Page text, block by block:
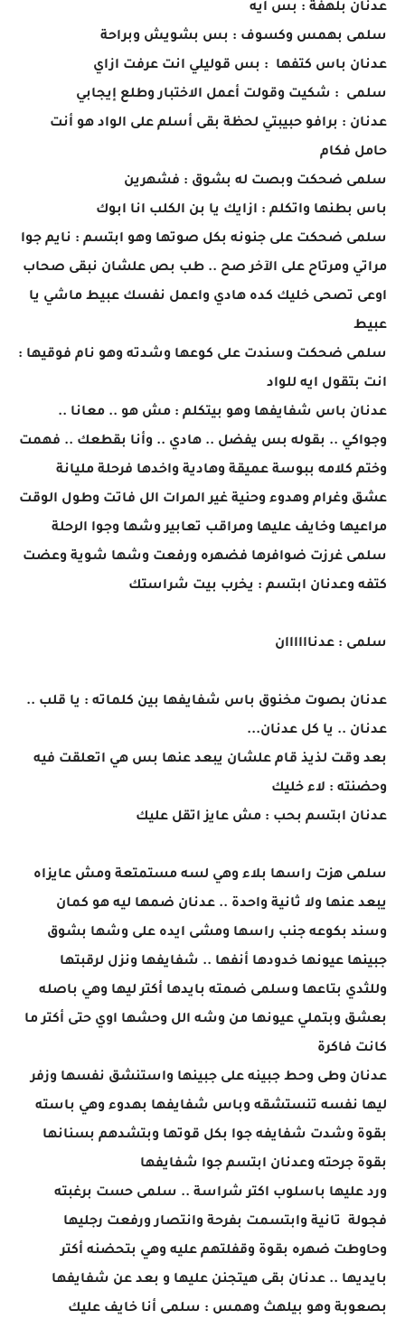
عدنان بلهفة : بس ايه
سلمى بهمس وكسوف : بس بشويش وبراحة
عدنان باس كتفها : بس قوليلي انت عرفت ازاي
سلمى : شكيت وقولت أعمل الاختبار وطلع إيجابي
عدنان : برافو حبيبتي لحظة بقى أسلم على الواد هو أنت
حامل فكام
سلمى ضحكت وبصت له بشوق : فشهرين
باس بطنها واتكلم : ازايك يا بن الكلب انا ابوك
سلمى ضحكت على جنونه بكل صوتها وهو ابتسم : نايم جوا
مراتي ومرتاح على الآخر صح .. طب بص علشان نبقى صحاب
اوعى تصحى خليك كده هادي واعمل نفسك عبيط ماشي يا
عبيط
سلمى ضحكت وسندت على كوعها وشدته وهو نام فوقيها :
انت بتقول ايه للواد
عدنان باس شفايفها وهو بيتكلم : مش هو .. معانا ..
وجواكي .. بقوله بس يفضل .. هادي .. وأنا بقطعك .. فهمت
وختم كلامه ببوسة عميقة وهادية واخدها فرحلة مليانة
عشق وغرام وهدوء وحنية غير المرات الل فاتت وطول الوقت
مراعيها وخايف عليها ومراقب تعابير وشها وجوا الرحلة
سلمى غرزت ضوافرها فضهره ورفعت وشها شوية وعضت
كتفه وعدنان ابتسم : يخرب بيت شراستك
سلمى : عدناااااان
عدنان بصوت مخنوق باس شفايفها بين كلماته : يا قلب ..
عدنان .. يا كل عدنان...
بعد وقت لذيذ قام علشان يبعد عنها بس هي اتعلقت فيه
وحضنته : لاء خليك
عدنان ابتسم بحب : مش عايز اتقل عليك
سلمى هزت راسها بلاء وهي لسه مستمتعة ومش عايزاه
يبعد عنها ولا ثانية واحدة .. عدنان ضمها ليه هو كمان
وسند بكوعه جنب راسها ومشى ايده على وشها بشوق
جبينها عيونها خدودها أنفها .. شفايفها ونزل لرقبتها
وللثدي بتاعها وسلمى ضمته بايدها أكتر ليها وهي باصله
بعشق وبتملي عيونها من وشه الل وحشها اوي حتى أكتر ما
كانت فاكرة
عدنان وطى وحط جبينه على جبينها واستنشق نفسها وزفر
ليها نفسه تنستشقه وباس شفايفها بهدوء وهي باسته
بقوة وشدت شفايفه جوا بكل قوتها وبتشدهم بسنانها
بقوة جرحته وعدنان ابتسم جوا شفايفها
ورد عليها باسلوب اكتر شراسة .. سلمى حست برغبته
فجولة تانية وابتسمت بفرحة وانتصار ورفعت رجليها
وحاوطت ضهره بقوة وقفلتهم عليه وهي بتحضنه أكتر
بايديها .. عدنان بقى هيتجنن عليها و بعد عن شفايفها
بصعوبة وهو بيلهث وهمس : سلمى أنا خايف عليك